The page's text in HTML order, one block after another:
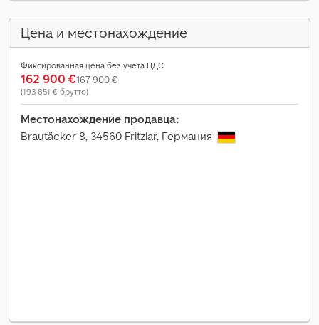
Цена и местонахождение
Фиксированная цена без учета НДС
162 900 €167 900 €
(193 851 € брутто)
Местонахождение продавца:
Brautäcker 8, 34560 Fritzlar, Германия